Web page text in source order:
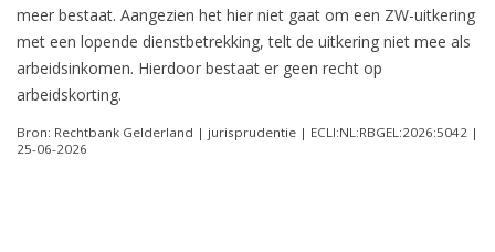
meer bestaat. Aangezien het hier niet gaat om een ZW-uitkering
met een lopende dienstbetrekking, telt de uitkering niet mee als
arbeidsinkomen. Hierdoor bestaat er geen recht op
arbeidskorting.
Bron: Rechtbank Gelderland | jurisprudentie | ECLI:NL:RBGEL:2026:5042 |
25-06-2026